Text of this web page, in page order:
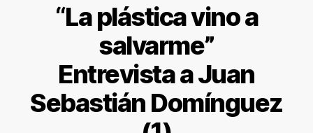
“La plástica vino a
salvarme”
Entrevista a Juan
Sebastián Domínguez